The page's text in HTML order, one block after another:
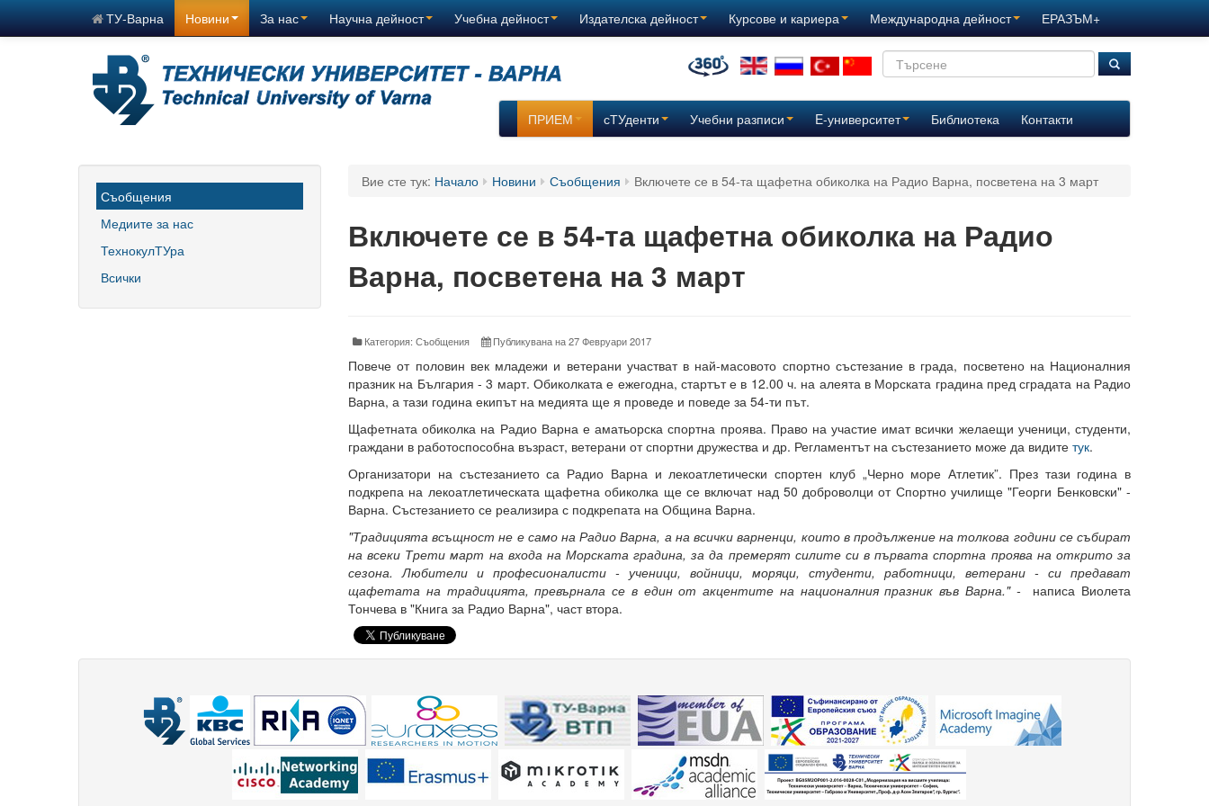
ТУ-Варна Новини За нас Научна дейност Учебна дейност Издателска дейност Курсове и кариера Международна дейност ЕРАЗЪМ+
ПРИЕМ сТУденти Учебни разписи E-университет Библиотека Контакти
Съобщения
Медиите за нас
ТехнокулТУра
Всички
Вие сте тук: Начало Новини Съобщения Включете се в 54-та щафетна обиколка на Радио Варна, посветена на 3 март
Включете се в 54-та щафетна обиколка на Радио
Варна, посветена на 3 март
Категория: Съобщения Публикувана на 27 Февруари 2017
Повече от половин век младежи и ветерани участват в най-масовото спортно състезание в града, посветено на Националния
празник на България - 3 март. Обиколката е ежегодна, стартът е в 12.00 ч. на алеята в Морската градина пред сградата на Радио
Варна, а тази година екипът на медията ще я проведе и поведе за 54-ти път.
Щафетната обиколка на Радио Варна е аматьорска спортна проява. Право на участие имат всички желаещи ученици, студенти,
граждани в работоспособна възраст, ветерани от спортни дружества и др. Регламентът на състезанието може да видите тук.
Организатори на състезанието са Радио Варна и лекоатлетически спортен клуб „Черно море Атлетик”. През тази година в
подкрепа на лекоатлетическата щафетна обиколка ще се включат над 50 доброволци от Спортно училище "Георги Бенковски" -
Варна. Състезанието се реализира с подкрепата на Община Варна.
"Традицията всъщност не е само на Радио Варна, а на всички варненци, които в продължение на толкова години се събират
на всеки Трети март на входа на Морската градина, за да премерят силите си в първата спортна проява на открито за
сезона. Любители и професионалисти - ученици, войници, моряци, студенти, работници, ветерани - си предават
щафетата на традицията, превърнала се в един от акцентите на националния празник във Варна." - написа Виолета
Тончева в "Книга за Радио Варна", част втора.